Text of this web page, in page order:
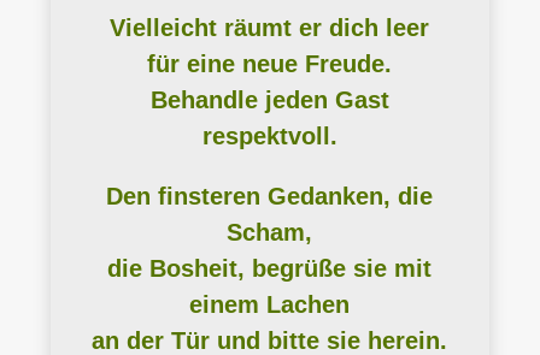
Vielleicht räumt er dich leer
für eine neue Freude.
Behandle jeden Gast
respektvoll.
Den finsteren Gedanken, die
Scham,
die Bosheit, begrüße sie mit
einem Lachen
an der Tür und bitte sie herein.